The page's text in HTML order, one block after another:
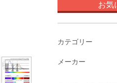
お気
カテゴリー
メーカー